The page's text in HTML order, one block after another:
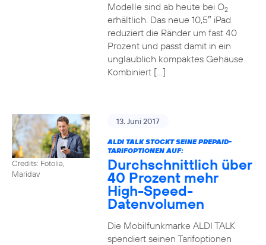
Modelle sind ab heute bei O2
erhältlich. Das neue 10,5″ iPad
reduziert die Ränder um fast 40
Prozent und passt damit in ein
unglaublich kompaktes Gehäuse.
Kombiniert […]
Credits: Fotolia,
Maridav
13. Juni 2017
ALDI TALK STOCKT SEINE PREPAID-
TARIFOPTIONEN AUF:
Durchschnittlich über
40 Prozent mehr
High-Speed-
Datenvolumen
Die Mobilfunkmarke ALDI TALK
spendiert seinen Tarifoptionen